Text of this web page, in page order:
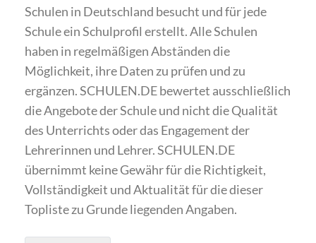
Schulen in Deutschland besucht und für jede
Schule ein Schulprofil erstellt. Alle Schulen
haben in regelmäßigen Abständen die
Möglichkeit, ihre Daten zu prüfen und zu
ergänzen. SCHULEN.DE bewertet ausschließlich
die Angebote der Schule und nicht die Qualität
des Unterrichts oder das Engagement der
Lehrerinnen und Lehrer. SCHULEN.DE
übernimmt keine Gewähr für die Richtigkeit,
Vollständigkeit und Aktualität für die dieser
Topliste zu Grunde liegenden Angaben.